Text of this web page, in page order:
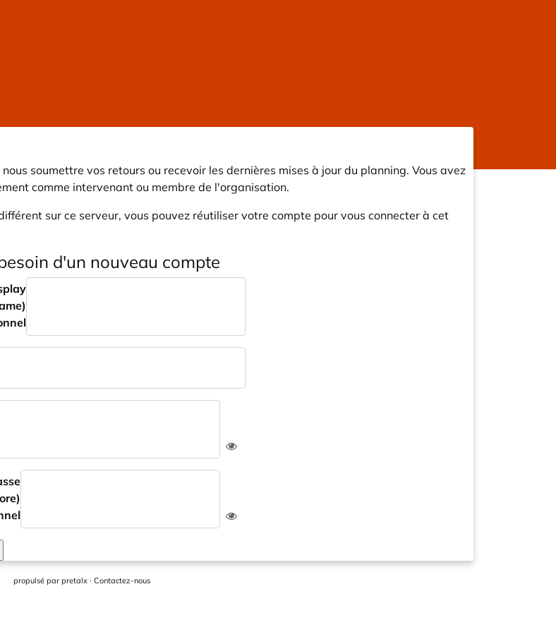
soumettre vos retours ou recevoir les dernières mises à jour du planning. Vous avez
comme intervenant ou membre de l'organisation.
sur ce serveur, vous pouvez réutiliser votre compte pour vous connecter à cet
d'un nouveau compte
propulsé par pretalx · Contactez-nous